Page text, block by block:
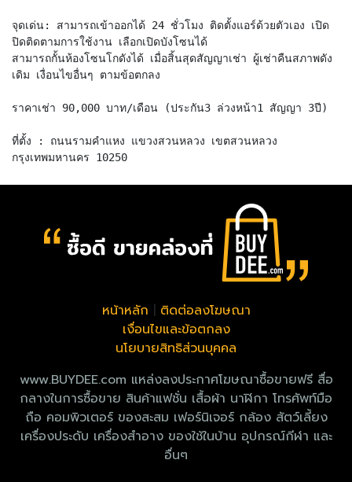
จุดเด่น: สามารถเข้าออกได้ 24 ชั่วโมง ติดตั้งแอร์ด้วยตัวเอง เปิด
ปิดติดตามการใช้งาน เลือกเปิดบังโซนได้
สามารถกั้นห้องโซนโกดังได้ เมื่อสิ้นสุดสัญญาเช่า ผู้เช่าคืนสภาพดัง
เดิม เงื่อนไขอื่นๆ ตามข้อตกลง
ราคาเช่า 90,000 บาท/เดือน (ประกัน3 ล่วงหน้า1 สัญญา 3ปี)
ที่ตั้ง : ถนนรามคำแหง แขวงสวนหลวง เขตสวนหลวง
หน้าหลัก
ติดต่อลงโฆษณา
เงื่อนไขและข้อตกลง
นโยบายสิทธิส่วนบุคคล
www.BUYDEE.com แหล่งลงประกาศโฆษณาซื้อขายฟรี สื่อ
กลางในการซื้อขาย สินค้าแฟชั่น เสื้อผ้า นาฬิกา โทรศัพท์มือ
ถือ คอมพิวเตอร์ ของสะสม เฟอร์นิเจอร์ กล้อง สัตว์เลี้ยง
เครื่องประดับ เครื่องสำอาง ของใช้ในบ้าน อุปกรณ์กีฬา และ
อื่นๆ